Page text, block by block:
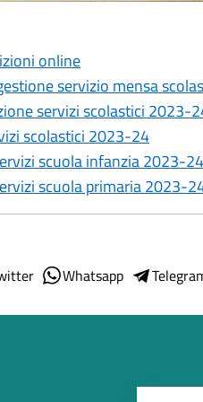
online
servizio mensa
servizi scolastici 2023-
scolastici 2023-24
scuola infanzia 2023-24
scuola primaria 2023-
Whatsapp